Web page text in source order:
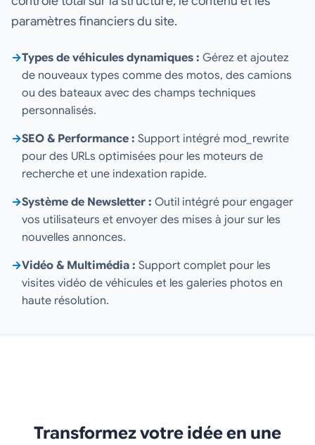
paramètres financiers du site.
→Types de véhicules dynamiques : Gérez et ajoutez
de nouveaux types comme des motos, des camions
ou des bateaux avec des champs techniques
personnalisés.
→SEO & Performance : Support intégré mod_rewrite
pour des URLs optimisées pour les moteurs de
recherche et une indexation rapide.
→Système de Newsletter : Outil intégré pour engager
vos utilisateurs et envoyer des mises à jour sur les
nouvelles annonces.
→Vidéo & Multimédia : Support complet pour les
visites vidéo de véhicules et les galeries photos en
haute résolution.
Transformez votre idée en une